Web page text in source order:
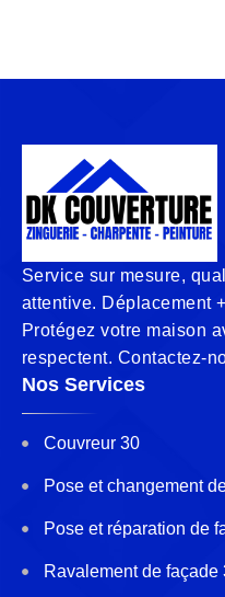
Service sur mesure,
attentive. Déplacement
Protégez votre maison
respectent. Contactez-
Nos Services
Couvreur 30
Pose et changement
Pose et réparation de
Ravalement de façade